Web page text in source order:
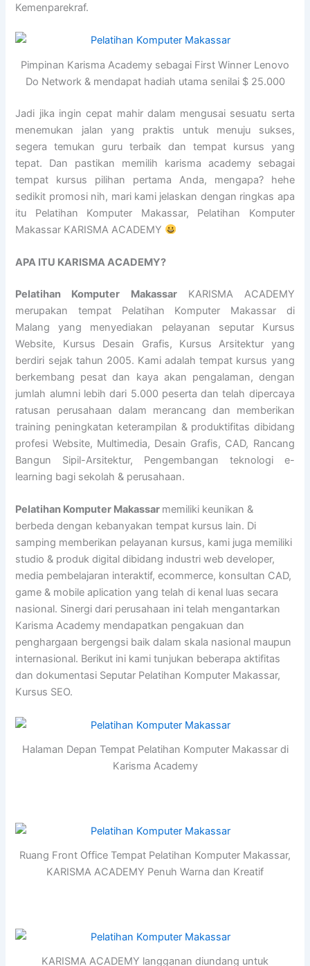
Kemenparekraf.
Pimpinan Karisma Academy sebagai First Winner Lenovo
Do Network & mendapat hadiah utama senilai $ 25.000
Jadi jika ingin cepat mahir dalam mengusai sesuatu serta
menemukan jalan yang praktis untuk menuju sukses,
segera temukan guru terbaik dan tempat kursus yang
tepat. Dan pastikan memilih karisma academy sebagai
tempat kursus pilihan pertama Anda, mengapa? hehe
sedikit promosi nih, mari kami jelaskan dengan ringkas apa
itu Pelatihan Komputer Makassar, Pelatihan Komputer
Makassar KARISMA ACADEMY
APA ITU KARISMA ACADEMY?
Pelatihan Komputer MakassarKARISMA ACADEMY
merupakan tempat Pelatihan Komputer Makassar di
Malang yang menyediakan pelayanan seputar Kursus
Website, Kursus Desain Grafis, Kursus Arsitektur yang
berdiri sejak tahun 2005. Kami adalah tempat kursus yang
berkembang pesat dan kaya akan pengalaman, dengan
jumlah alumni lebih dari 5.000 peserta dan telah dipercaya
ratusan perusahaan dalam merancang dan memberikan
training peningkatan keterampilan & produktifitas dibidang
profesi Website, Multimedia, Desain Grafis, CAD, Rancang
Bangun Sipil-Arsitektur, Pengembangan teknologi e-
learning bagi sekolah & perusahaan.
Pelatihan Komputer Makassar memiliki keunikan &
berbeda dengan kebanyakan tempat kursus lain. Di
samping memberikan pelayanan kursus, kami juga memiliki
studio & produk digital dibidang industri web developer,
media pembelajaran interaktif, ecommerce, konsultan CAD,
game & mobile aplication yang telah di kenal luas secara
nasional. Sinergi dari perusahaan ini telah mengantarkan
Karisma Academy mendapatkan pengakuan dan
penghargaan bergengsi baik dalam skala nasional maupun
internasional. Berikut ini kami tunjukan beberapa aktifitas
dan dokumentasi Seputar Pelatihan Komputer Makassar,
Kursus SEO.
Halaman Depan Tempat Pelatihan Komputer Makassar di
Karisma Academy
Ruang Front Office Tempat Pelatihan Komputer Makassar,
KARISMA ACADEMY Penuh Warna dan Kreatif
KARISMA ACADEMY langganan diundang untuk